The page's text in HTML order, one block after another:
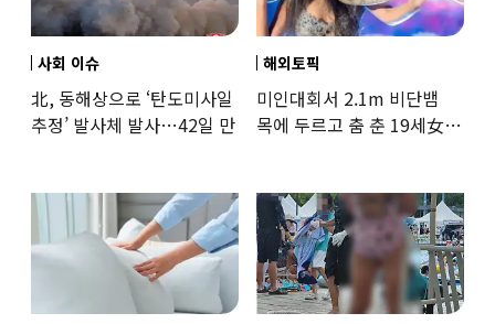
사회 이슈
北, 동해상으로 ‘탄도미사일
추정’ 발사체 발사…42일 만
해외토픽
미인대회서 2.1m 비단뱀
목에 두르고 춤 춘 19세女